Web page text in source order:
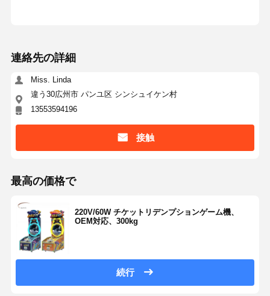
連絡先の詳細
Miss. Linda
違う30広州市 パンユ区 シンシュイケン村
13553594196
接触
最高の価格で
220V/60W チケットリデンプションゲーム機、
OEM対応、300kg
続行